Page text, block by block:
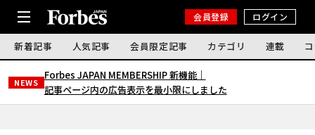
会員登録 ログイン
新着記事 人気記事 会員限定記事 カテゴリ 連載
NEWS
Forbes JAPAN MEMBERSHIP 新機能｜
記事ページ内の広告表示を最小限にしました